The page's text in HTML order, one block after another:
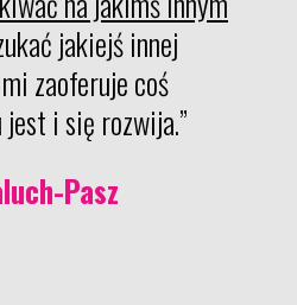
jakiejś innej
zaoferuje coś
i się rozwija.”
Pasz